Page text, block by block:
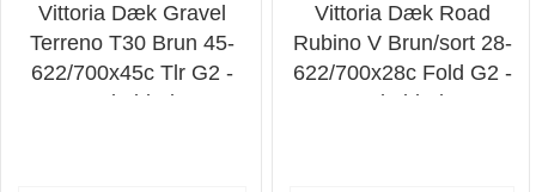
Vittoria Dæk Gravel
Terreno T30 Brun 45-
622/700x45c Tlr G2 -
Cykeldæk
Vittoria Dæk Road
Rubino V Brun/sort 28-
622/700x28c Fold G2 -
Cykeldæk